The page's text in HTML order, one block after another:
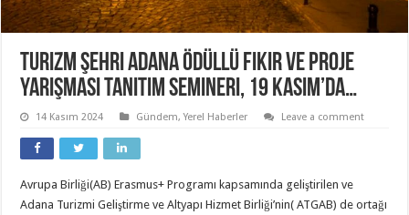
Turizm Şehri Adana Ödüllü Fikir ve Proje
Yarışması Tanıtım Semineri, 19 Kasım’da…
14 Kasım 2024 Gündem,Yerel Haberler Leave a comment
Avrupa Birliği(AB) Erasmus+ Programı kapsamında geliştirilen ve
Adana Turizmi Geliştirme ve Altyapı Hizmet Birliği’nin( ATGAB) de ortağı